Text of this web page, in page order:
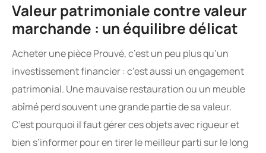
Valeur patrimoniale contre valeur
marchande : un équilibre délicat
Acheter une pièce Prouvé, c’est un peu plus qu’un
investissement financier : c’est aussi un engagement
patrimonial. Une mauvaise restauration ou un meuble
abîmé perd souvent une grande partie de sa valeur.
C’est pourquoi il faut gérer ces objets avec rigueur et
bien s’informer pour en tirer le meilleur parti sur le long